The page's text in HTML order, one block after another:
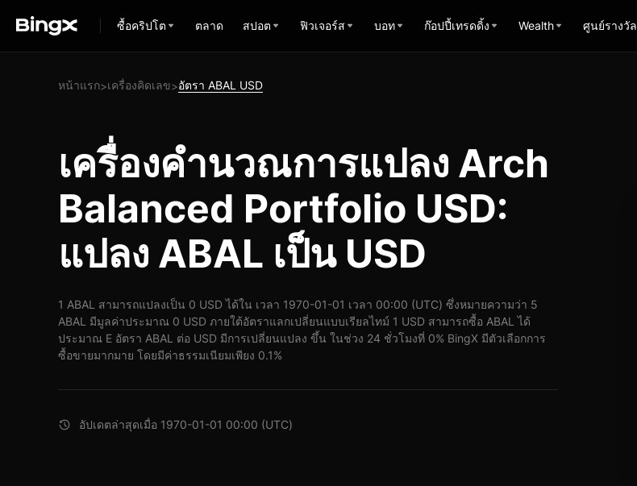
ซื้อคริปโต ตลาด สปอต ฟิวเจอร์ส บอท ก๊อปปี้เทรดดิ้ง Wealth ศูนย์รางวัล
หน้าแรก>เครื่องคิดเลข>อัตรา ABAL USD
เครื่องคำนวณการแปลง Arch
Balanced Portfolio USD:
แปลง ABAL เป็น USD
1 ABAL สามารถแปลงเป็น 0 USD ได้ใน เวลา 1970-01-01 เวลา 00:00 (UTC) ซึ่งหมายความว่า 5
ABAL มีมูลค่าประมาณ 0 USD ภายใต้อัตราแลกเปลี่ยนแบบเรียลไทม์ 1 USD สามารถซื้อ ABAL ได้
ประมาณ E อัตรา ABAL ต่อ USD มีการเปลี่ยนแปลง ขึ้น ในช่วง 24 ชั่วโมงที่ 0% BingX มีตัวเลือกการ
ซื้อขายมากมาย โดยมีค่าธรรมเนียมเพียง 0.1%
อัปเดตล่าสุดเมื่อ 1970-01-01 00:00 (UTC)